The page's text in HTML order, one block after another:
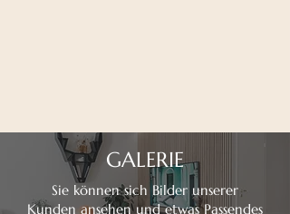
GALERIE
Sie können sich Bilder unserer
Kunden ansehen und etwas Passendes